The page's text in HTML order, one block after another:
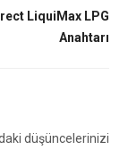
LiquiMax LPG
Anahtarı
düşüncelerinizi